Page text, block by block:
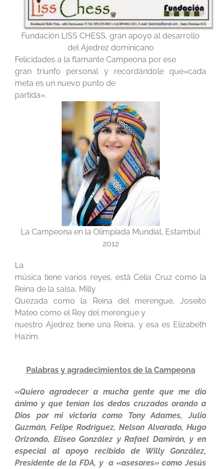
Fundación LISS CHESS, gran apoyo al desarrollo
del Ajedrez dominicano
Felicidades a la flamante Campeona por ese
gran triunfo personal y recordándole que»cada
meta es un nuevo punto de
partida».
La Campeona en la Olimpíada Mundial, Estambul
2012
La
música tiene varios reyes, está Celia Cruz como la
Reina de la salsa, Milly
Quezada como la Reina del merengue, Joseito
Mateo como el Rey del merengue y
nuestro Ajedrez tiene una Reina, y esa es Elizabeth
Hazim.
Palabras y agradecimientos de la Campeona
«Quiero agradecer a mucha gente que me dio
ánimo y que tenían los dedos cruzados orando a
Dios por mi victoria como Tony Adames, Julio
Guzmán, Felipe Rodríguez, Nelson Alvarado, Hugo
Orizondo, Eliseo González y Rafael Damirón, y en
especial al apoyo recibido de Willy González,
Presidente de la FDA, y a «asesores» como Jesús